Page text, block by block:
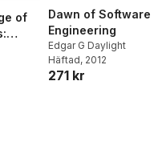
of
Dawn of Software
Engineering
Edgar G Daylight
Häftad, 2012
271 kr